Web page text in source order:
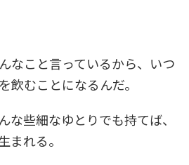
なこと言っているから、いつ
飲むことになるんだ。
な些細なゆとりでも持てば、
まれる。